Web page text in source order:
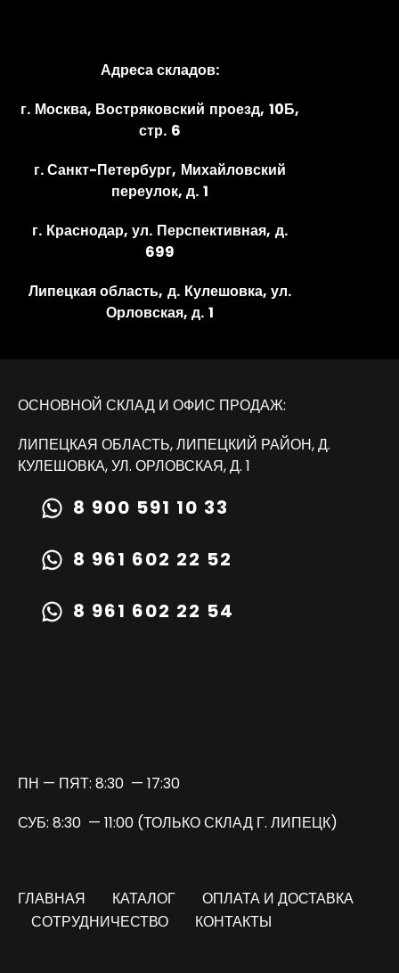
Адреса складов:
г. Москва, Востряковский проезд, 10Б,
стр. 6
г. Санкт-Петербург, Михайловский
переулок, д. 1
г. Краснодар, ул. Перспективная, д.
699
Липецкая область, д. Кулешовка, ул.
Орловская, д. 1
ОСНОВНОЙ СКЛАД И ОФИС ПРОДАЖ:
ЛИПЕЦКАЯ ОБЛАСТЬ, ЛИПЕЦКИЙ РАЙОН, Д.
КУЛЕШОВКА, УЛ. ОРЛОВСКАЯ, Д. 1
8 900 591 10 33
8 961 602 22 52
8 961 602 22 54
ПН — ПЯТ: 8:30 — 17:30
СУБ: 8:30 — 11:00 (ТОЛЬКО СКЛАД Г. ЛИПЕЦК)
ГЛАВНАЯ КАТАЛОГ
ОПЛАТА И ДОСТАВКА
СОТРУДНИЧЕСТВО
КОНТАКТЫ